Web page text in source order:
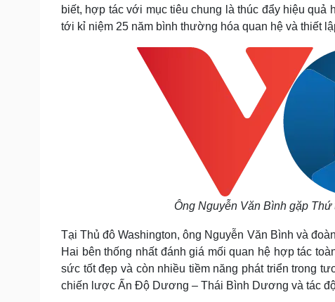
Dinh dưỡng - món ngon
Nhà đẹp
Blog
Tình yêu - Gia đình
biết, hợp tác với mục tiêu chung là thúc đẩy hiệu
tới kỉ niệm 25 năm bình thường hóa quan hệ và thiết
Ông Nguyễn Văn Bình gặp
Tại Thủ đô Washington, ông Nguyễn Văn Bình và
Hai bên thống nhất đánh giá mối quan hệ hợp tác
sức tốt đẹp và còn nhiều tiềm năng phát triển trong
chiến lược Ấn Độ Dương – Thái Bình Dương và tác